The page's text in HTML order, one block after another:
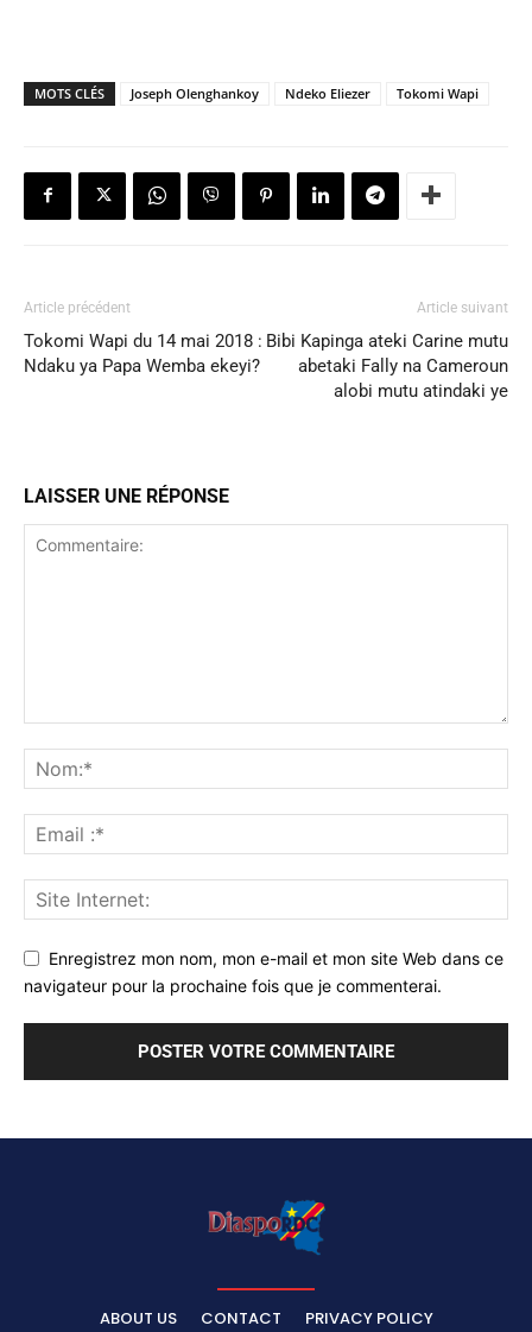
MOTS CLÉS Joseph Olenghankoy Ndeko Eliezer Tokomi Wapi
Article précédent
Tokomi Wapi du 14 mai 2018 :
Ndaku ya Papa Wemba ekeyi?
Article suivant
Bibi Kapinga ateki Carine mutu
abetaki Fally na Cameroun
alobi mutu atindaki ye
LAISSER UNE RÉPONSE
Enregistrez mon nom, mon e-mail et mon site Web dans ce
navigateur pour la prochaine fois que je commenterai.
ABOUT US CONTACT PRIVACY POLICY